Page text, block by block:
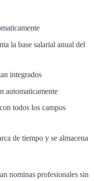
la base salarial anual del
integrados
automaticamente
todos los campos
de tiempo y se almacena
nominas profesionales sin